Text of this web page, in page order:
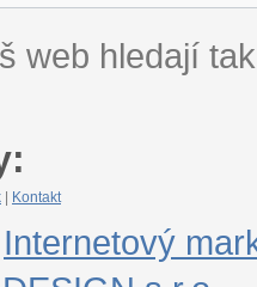
web hledají
Kontakt
Internetový